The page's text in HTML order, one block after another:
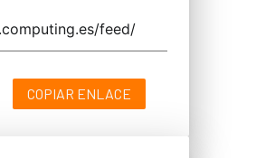
COPIAR ENLACE